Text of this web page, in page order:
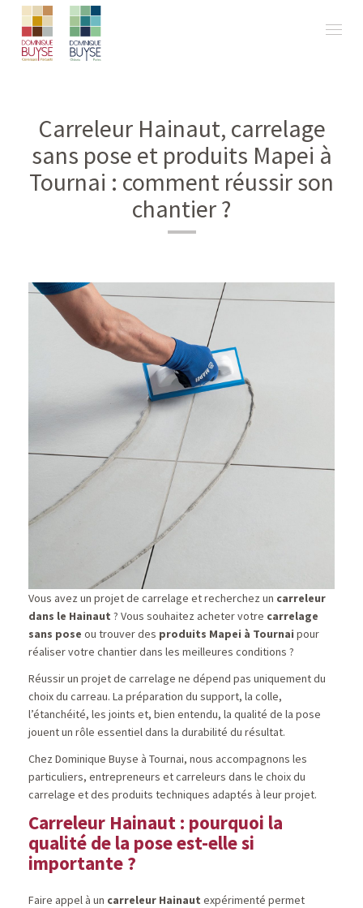
Carreleur Hainaut, carrelage
sans pose et produits Mapei à
Tournai : comment réussir son
chantier ?
Vous avez un projet de carrelage et recherchez un carreleur
dans le Hainaut ? Vous souhaitez acheter votre carrelage
sans pose ou trouver des produits Mapei à Tournai pour
réaliser votre chantier dans les meilleures conditions ?
Réussir un projet de carrelage ne dépend pas uniquement du
choix du carreau. La préparation du support, la colle,
l’étanchéité, les joints et, bien entendu, la qualité de la pose
jouent un rôle essentiel dans la durabilité du résultat.
Chez Dominique Buyse à Tournai, nous accompagnons les
particuliers, entrepreneurs et carreleurs dans le choix du
carrelage et des produits techniques adaptés à leur projet.
Carreleur Hainaut : pourquoi la
qualité de la pose est-elle si
importante ?
Faire appel à un carreleur Hainaut expérimenté permet